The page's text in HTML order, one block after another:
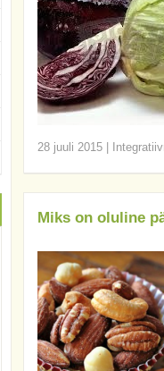
28 juuli 2015
Miks on oluline